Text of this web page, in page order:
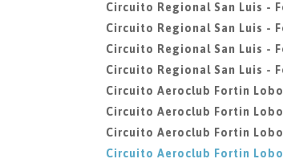
Circuito Regional San Luis -
Circuito Regional San Luis -
Circuito Regional San Luis -
Circuito Regional San Luis -
Circuito Aeroclub Fortin
Circuito Aeroclub Fortin
Circuito Aeroclub Fortin
Circuito Aeroclub Fortin